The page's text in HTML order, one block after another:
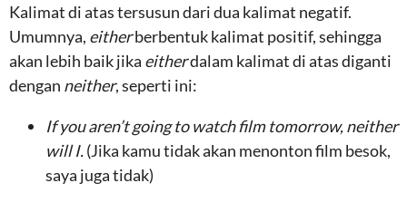
Kalimat di atas tersusun dari dua kalimat negatif.
Umumnya, eitherberbentuk kalimat positif, sehingga
akan lebih baik jika eitherdalam kalimat di atas diganti
dengan neither, seperti ini:
If you aren’t going to watch film tomorrow, neither
will I.(Jika kamu tidak akan menonton film besok,
saya juga tidak)